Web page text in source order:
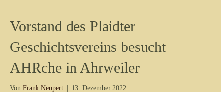
Vorstand des Plaidter
Geschichtsvereins besucht
AHRche in Ahrweiler
Von Frank Neupert 13. Dezember 2022